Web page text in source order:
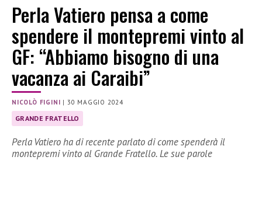
Perla Vatiero pensa a come
spendere il montepremi vinto al
GF: “Abbiamo bisogno di una
vacanza ai Caraibi”
NICOLÒ FIGINI | 30 MAGGIO 2024
GRANDE FRATELLO
Perla Vatiero ha di recente parlato di come spenderà il
montepremi vinto al Grande Fratello. Le sue parole